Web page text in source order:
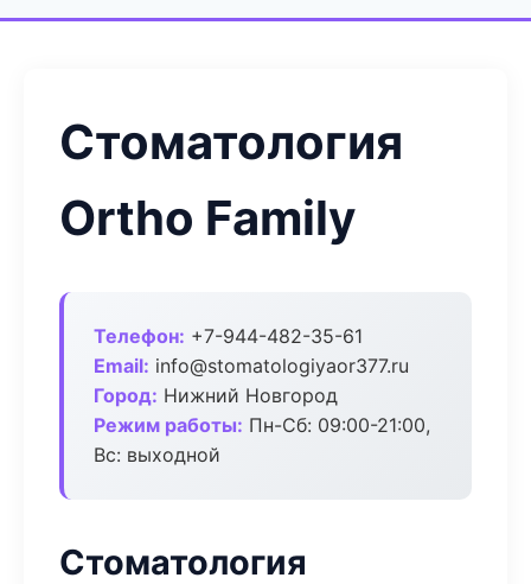
Стоматология
Ortho Family
Телефон: +7-944-482-35-61
Email: info@stomatologiyaor377.ru
Город: Нижний Новгород
Режим работы: Пн-Сб: 09:00-21:00,
Вс: выходной
Стоматология